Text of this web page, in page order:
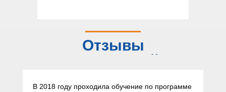
Отзывы
слушателей
В 2018 году проходила обучение по программе